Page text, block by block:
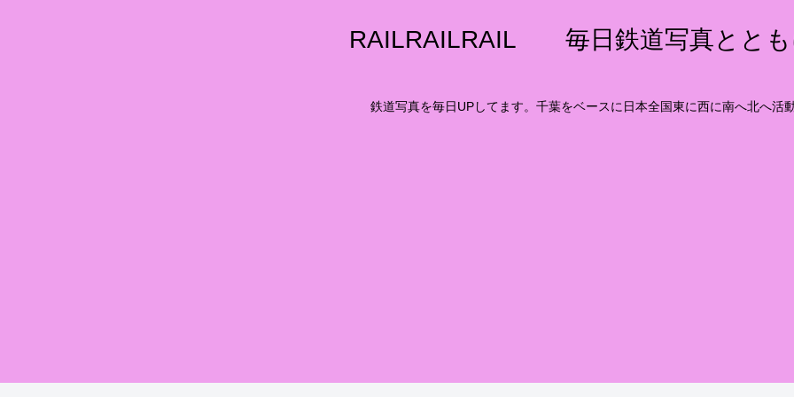
RAILRAILRAIL 毎日鉄道写真ととも
鉄道写真を毎日UPしてます。千葉をベースに日本全国東に西に南へ北へ活